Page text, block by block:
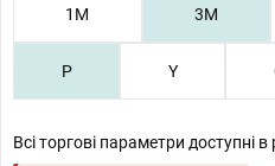
1М 3М
P Y
Всі торгові параметри доступні